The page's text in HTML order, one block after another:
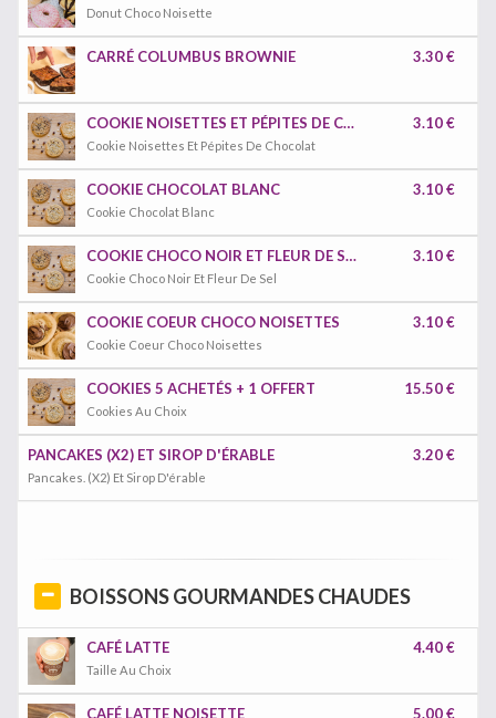
Donut Choco Noisette
CARRÉ COLUMBUS BROWNIE 3.30 €
COOKIE NOISETTES ET PÉPITES DE CHOCOLAT
Cookie Noisettes Et Pépites De Chocolat
3.10 €
COOKIE CHOCOLAT BLANC
Cookie Chocolat Blanc
3.10 €
COOKIE CHOCO NOIR ET FLEUR DE SEL
Cookie Choco Noir Et Fleur De Sel
3.10 €
COOKIE COEUR CHOCO NOISETTES
Cookie Coeur Choco Noisettes
3.10 €
COOKIES 5 ACHETÉS + 1 OFFERT
Cookies Au Choix
15.50 €
PANCAKES (X2) ET SIROP D'ÉRABLE
Pancakes. (X2) Et Sirop D'érable
3.20 €
BOISSONS GOURMANDES CHAUDES
CAFÉ LATTE
Taille Au Choix
4.40 €
CAFÉ LATTE NOISETTE 5.00 €